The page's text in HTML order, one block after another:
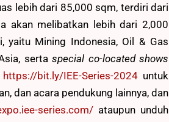
lebih dari 85,000 sqm, terdiri dari
akan melibatkan lebih dari 2,000
yaitu Mining Indonesia, Oil & Gas
sertaspecial co-located shows
https://bit.ly/IEE-Series-2024untuk
dan acara pendukung lainnya, dan
series.com/ataupun unduh